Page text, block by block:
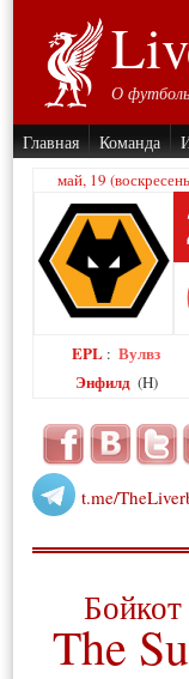
О
Главная Команда
май, 19
EPL : Вулвз
Энфилд (H)
t.me/
Бойкот
The